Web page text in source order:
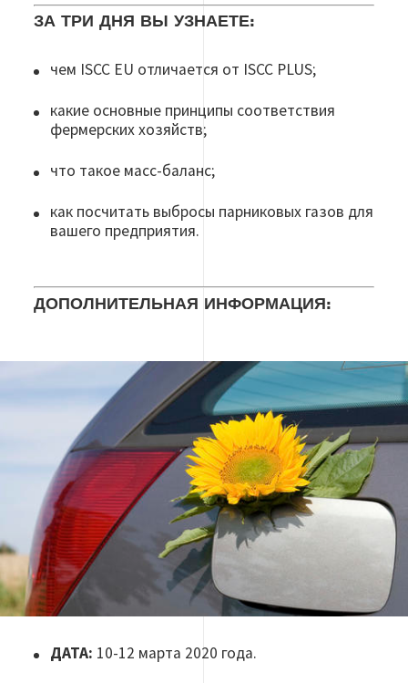
ЗА ТРИ ДНЯ ВЫ УЗНАЕТЕ:
чем ISCC EU отличается от ISCC PLUS;
какие основные принципы соответствия
фермерских хозяйств;
что такое масс-баланс;
как посчитать выбросы парниковых газов для
вашего предприятия.
ДОПОЛНИТЕЛЬНАЯ ИНФОРМАЦИЯ:
ДАТА: 10-12 марта 2020 года.